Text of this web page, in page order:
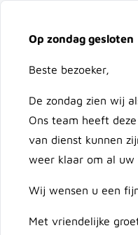
Op zondag gesloten
Beste bezoeker,
De zondag zien wij
Ons team heeft
van dienst kunnen
weer klaar om al uw
Wij wensen u een
Met vriendelijke
Ga naar de inhoud
Doorzoek de hele